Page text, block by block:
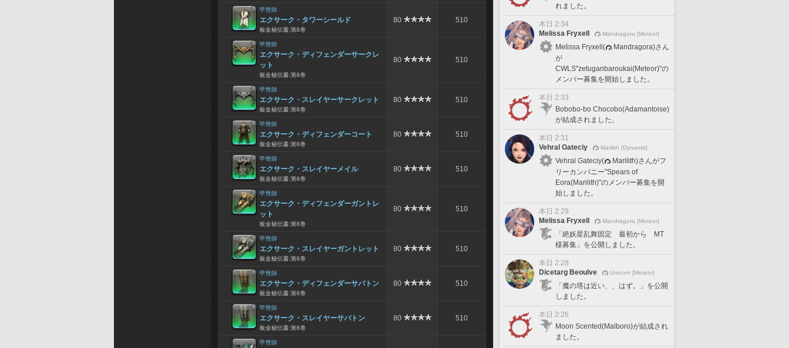
甲冑師
エクサーク・タワーシールド
板金秘伝書:第8巻
80 510
甲冑師
エクサーク・ディフェンダーサークレ
ット
板金秘伝書:第8巻
80 510
甲冑師
エクサーク・スレイヤーサークレット
板金秘伝書:第8巻
80 510
甲冑師
エクサーク・ディフェンダーコート
板金秘伝書:第8巻
80 510
甲冑師
エクサーク・スレイヤーメイル
板金秘伝書:第8巻
80 510
甲冑師
エクサーク・ディフェンダーガントレ
ット
板金秘伝書:第8巻
80 510
甲冑師
エクサーク・スレイヤーガントレット
板金秘伝書:第8巻
80 510
甲冑師
エクサーク・ディフェンダーサバトン
板金秘伝書:第8巻
80 510
甲冑師
エクサーク・スレイヤーサバトン
板金秘伝書:第8巻
80 510
甲冑師
れました。
本日 2:34
Melissa Fryxell
Mandragora [Meteor]
Melissa Fryxell(
Mandragora)さん
が
CWLS"zetuganbaroukai(Meteor)"の
メンバー募集を開始しました。
本日 2:33
Bobobo-bo Chocobo(Adamantoise)
が結成されました。
本日 2:31
Vehral Gateciy
Marilith [Dynamis]
Vehral Gateciy(
Marilith)さんがフ
リーカンパニー"Spears of
Eora(Marilith)"のメンバー募集を開
始しました。
本日 2:29
Melissa Fryxell
Mandragora [Meteor]
「絶妖星乱舞固定 最初から MT
様募集」を公開しました。
本日 2:28
Dicetarg Beoulve
Unicorn [Meteor]
「魔の塔は近い、、はず。」を公開
しました。
本日 2:26
Moon Scented(Malboro)が結成され
ました。